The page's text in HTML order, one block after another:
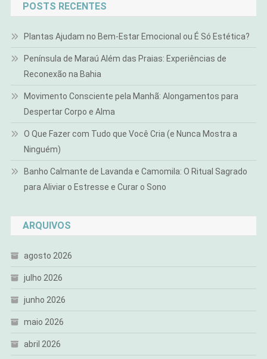
POSTS RECENTES
Plantas Ajudam no Bem-Estar Emocional ou É Só Estética?
Península de Maraú Além das Praias: Experiências de
Reconexão na Bahia
Movimento Consciente pela Manhã: Alongamentos para
Despertar Corpo e Alma
O Que Fazer com Tudo que Você Cria (e Nunca Mostra a
Ninguém)
Banho Calmante de Lavanda e Camomila: O Ritual Sagrado
para Aliviar o Estresse e Curar o Sono
ARQUIVOS
agosto 2026
julho 2026
junho 2026
maio 2026
abril 2026